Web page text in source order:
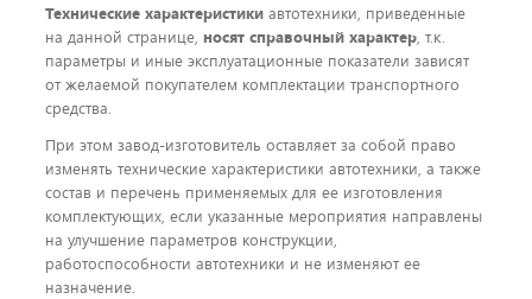
Технические характеристики автотехники, приведенные
на данной странице, носят справочный характер, т.к.
параметры и иные эксплуатационные показатели зависят
от желаемой покупателем комплектации транспортного
средства.
При этом завод-изготовитель оставляет за собой право
изменять технические характеристики автотехники, а также
состав и перечень применяемых для ее изготовления
комплектующих, если указанные мероприятия направлены
на улучшение параметров конструкции,
работоспособности автотехники и не изменяют ее
назначение.